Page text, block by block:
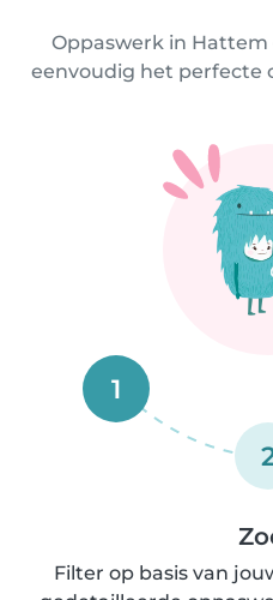
Oppaswerk in Hattem
eenvoudig het perfecte
1
Filter op basis van